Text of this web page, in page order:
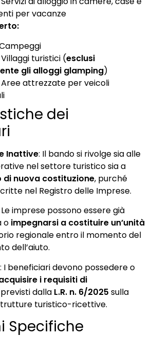
per vacanze
turistici (esclusi
gli alloggi glamping)
Aree attrezzate per veicoli
dei
Inattive: Il bando si rivolge sia alle
nel settore turistico sia a
di nuova costituzione, purché
nel Registro delle Imprese.
Le imprese possono essere già
o impegnarsi a costituire un’unità
regionale entro il momento del
dell’aiuto.
: I beneficiari devono possedere o
i requisiti di
previsti dalla L.R. n. 6/2025 sulla
turistico-ricettive.
Specifiche